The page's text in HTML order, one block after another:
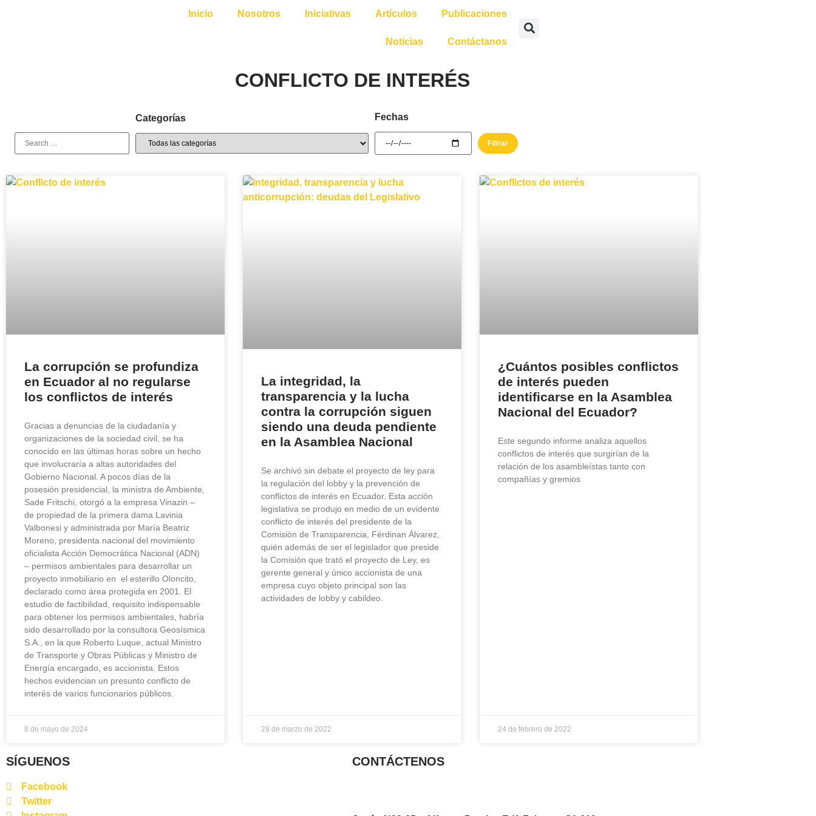
Inicio Nosotros Iniciativas Artículos Publicaciones
Noticias Contáctanos
CONFLICTO DE INTERÉS
Categorías Fechas
La corrupción se profundiza
en Ecuador al no regularse
los conflictos de interés
Gracias a denuncias de la ciudadanía y
organizaciones de la sociedad civil, se ha
conocido en las últimas horas sobre un hecho
que involucraría a altas autoridades del
Gobierno Nacional. A pocos días de la
posesión presidencial, la ministra de Ambiente,
Sade Fritschi, otorgó a la empresa Vinazin –
de propiedad de la primera dama Lavinia
Valbonesi y administrada por María Beatriz
Moreno, presidenta nacional del movimiento
oficialista Acción Democrática Nacional (ADN)
– permisos ambientales para desarrollar un
proyecto inmobiliario en el esterillo Oloncito,
declarado como área protegida en 2001. El
estudio de factibilidad, requisito indispensable
para obtener los permisos ambientales, habría
sido desarrollado por la consultora Geosísmica
S.A., en la que Roberto Luque, actual Ministro
de Transporte y Obras Públicas y Ministro de
Energía encargado, es accionista. Estos
hechos evidencian un presunto conflicto de
interés de varios funcionarios públicos.
8 de mayo de 2024
La integridad, la
transparencia y la lucha
contra la corrupción siguen
siendo una deuda pendiente
en la Asamblea Nacional
Se archivó sin debate el proyecto de ley para
la regulación del lobby y la prevención de
conflictos de interés en Ecuador. Esta acción
legislativa se produjo en medio de un evidente
conflicto de interés del presidente de la
Comisión de Transparencia, Férdinan Álvarez,
quién además de ser el legislador que preside
la Comisión que trató el proyecto de Ley, es
gerente general y único accionista de una
empresa cuyo objeto principal son las
actividades de lobby y cabildeo.
29 de marzo de 2022
¿Cuántos posibles conflictos
de interés pueden
identificarse en la Asamblea
Nacional del Ecuador?
Este segundo informe analiza aquellos
conflictos de interés que surgirían de la
relación de los asambleístas tanto con
compañías y gremios
24 de febrero de 2022
SÍGUENOS
Facebook
Twitter
CONTÁCTENOS